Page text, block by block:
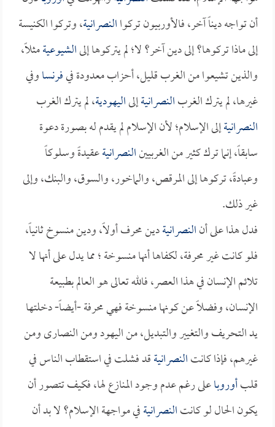
أن تواجه ديناً آخر، فالأوربيون تركواالنصرانية، وتركوا الكنيسة
إلى ماذا تركوها؟ إلى دين آخر؟ لا؛ لم يتركوها إلىالشيوعيةمثلاً،
والذين تشيعوا من الغرب قليل، أحزاب معدودة فيفرنساوفي
غيرها، لم يترك الغربالنصرانيةإلىاليهودية، لم يترك الغرب
النصرانيةإلى الإسلام؛ لأن الإسلام لم يقدم له بصورة دعوة
سابقاً، إنما ترك كثير من الغربيينالنصرانيةعقيدةً وسلوكاً
وعبادةً، تركوها إلى المرقص، والماخور، والسوق، والبنك، وإلى
غير ذلك.
فدل هذا على أنالنصرانيةدين محرف أولاً، ودين منسوخ ثانياً،
فلو كانت غير محرفة، لكفاها أنها منسوخة ؛ مما يدل على أنها لا
تلائم الإنسان في هذا العصر، فالله تعالى هو العالم بطبيعة
الإنسان، وفضلاً عن كونها منسوخة فهي محرفة -أيضاً- دخلتها
يد التحريف والتغيير والتبديل، من اليهود ومن النصارى ومن
غيرهم، فإذا كانتالنصرانيةقد فشلت في استقطاب الناس في
قلبأوروباعلى رغم عدم وجود المنازع لها، فكيف تتصور أن
يكون الحال لو كانتالنصرانيةفي مواجهة الإسلام؟ لا بد أن